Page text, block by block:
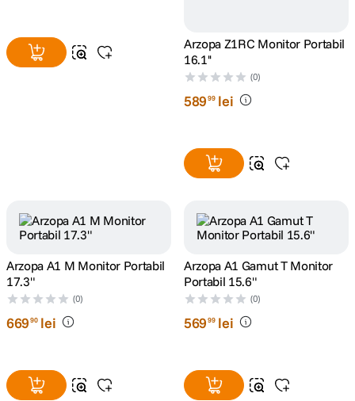
8 ulanzi
Arzopa Z1RC Monitor Portabil
16.1''
(0)
58999 lei
Arzopa A1 M Monitor Portabil
17.3"
(0)
66990 lei
Arzopa A1 Gamut T Monitor
Portabil 15.6"
(0)
56999 lei